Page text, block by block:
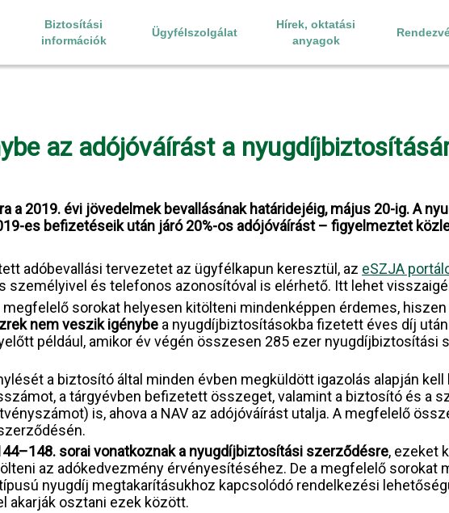
Biztosítási
információk
Ügyfélszolgálat
Hírek, oktatási
anyagok
az adójóváírást a
a 2019. évi jövedelmek bevallásának határidejéig, május 20-ig. A
es befizetéseik után járó 20%-os adójóváírást – figyelmeztet
adóbevallási tervezetet az ügyfélkapun keresztül, az eSZJA
személyivel és telefonos azonosítóval is elérhető. Itt lehet
megfelelő sorokat helyesen kitölteni mindenképpen érdemes,
nem veszik igénybe a nyugdíjbiztosításokba fizetett éves díj
például, amikor év végén összesen 285 ezer nyugdíjbiztosítási
a biztosító által minden évben megküldött igazolás alapján
a tárgyévben befizetett összeget, valamint a biztosító és a
is, ahova a NAV az adójóváírást utalja. A megfelelő
sorai vonatkoznak a nyugdíjbiztosítási szerződésre, ezeket
az adókedvezmény érvényesítéséhez. De a megfelelő
nyugdíj megtakarításukhoz kapcsolódó rendelkezési
akarják osztani ezek között.